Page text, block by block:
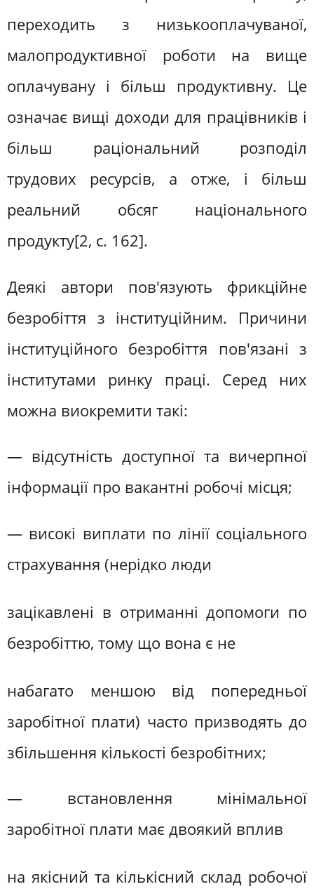
переходить з низькооплачуваної,
малопродуктивної роботи на вище
оплачувану і більш продуктивну. Це
означає вищі доходи для працівників і
більш раціональний розподіл
трудових ресурсів, а отже, і більш
реальний обсяг національного
продукту[2, с. 162].
Деякі автори пов'язують фрикційне
безробіття з інституційним. Причини
інституційного безробіття пов'язані з
інститутами ринку праці. Серед них
можна виокремити такі:
— відсутність доступної та вичерпної
інформації про вакантні робочі місця;
— високі виплати по лінії соціального
страхування (нерідко люди
зацікавлені в отриманні допомоги по
безробіттю, тому що вона є не
набагато меншою від попередньої
заробітної плати) часто призводять до
збільшення кількості безробітних;
— встановлення мінімальної
заробітної плати має двоякий вплив
на якісний та кількісний склад робочої